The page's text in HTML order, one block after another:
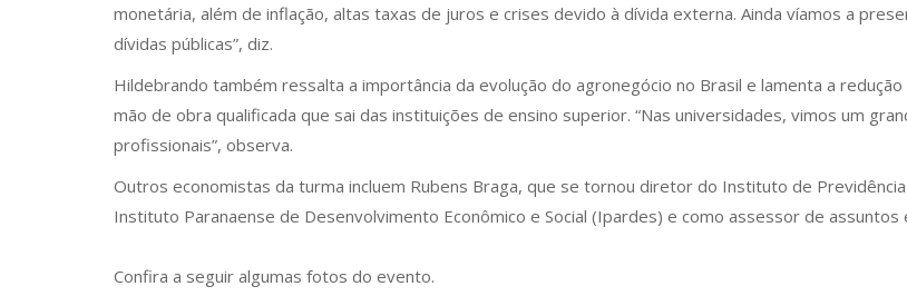
monetária, além de inflação, altas taxas de juros e crises devido à dívida externa. Ainda víamos a
dívidas públicas”, diz.
Hildebrando também ressalta a importância da evolução do agronegócio no Brasil e lamenta a
mão de obra qualificada que sai das instituições de ensino superior. “Nas universidades, vimos um
profissionais”, observa.
Outros economistas da turma incluem Rubens Braga, que se tornou diretor do Instituto de
Instituto Paranaense de Desenvolvimento Econômico e Social (Ipardes) e como assessor de assuntos
Confira a seguir algumas fotos do evento.